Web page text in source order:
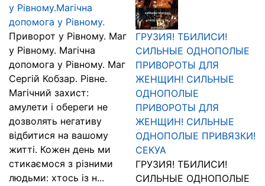
у Рівному.Магічна
допомога у Рівному.
Приворот у Рівному. Маг
у Рівному. Магічна
допомога у Рівному. Маг
Сергій Кобзар. Рівне.
Магічний захист:
амулети і обереги не
дозволять негативу
відбитися на вашому
житті. Кожен день ми
стикаємося з різними
людьми: хтось із н...
ГРУЗИЯ! ТБИЛИСИ!
СИЛЬНЫЕ ОДНОПОЛЫЕ
ПРИВОРОТЫ ДЛЯ
ЖЕНЩИН! СИЛЬНЫЕ
ОДНОПОЛЫЕ
ПРИВОРОТЫ ДЛЯ
ЖЕНЩИН! СИЛЬНЫЕ
ОДНОПОЛЫЕ ПРИВЯЗКИ!
СЕКУА
ГРУЗИЯ! ТБИЛИСИ!
СИЛЬНЫЕ ОДНОПОЛЫЕ